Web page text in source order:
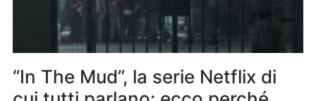
“In The Mud”, la serie Netflix di